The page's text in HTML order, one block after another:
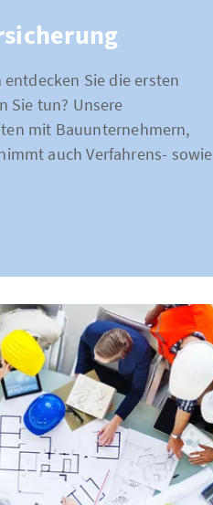
Sie die ersten
Sie tun? Unsere
mit Bauunternehmern,
auch Verfahrens- sowie